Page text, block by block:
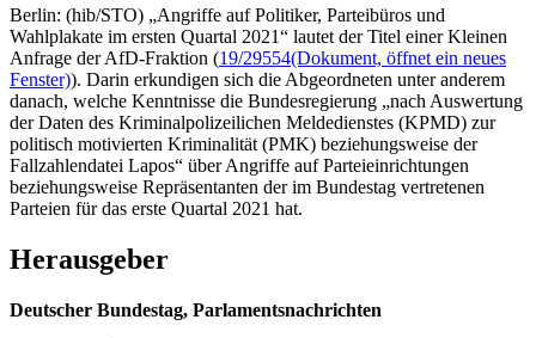
Berlin: (hib/STO) „Angriffe auf Politiker, Parteibüros und
Wahlplakate im ersten Quartal 2021“ lautet der Titel einer Kleinen
Anfrage der AfD-Fraktion (19/29554(Dokument, öffnet ein neues
Fenster)). Darin erkundigen sich die Abgeordneten unter anderem
danach, welche Kenntnisse die Bundesregierung „nach Auswertung
der Daten des Kriminalpolizeilichen Meldedienstes (KPMD) zur
politisch motivierten Kriminalität (PMK) beziehungsweise der
Fallzahlendatei Lapos“ über Angriffe auf Parteieinrichtungen
beziehungsweise Repräsentanten der im Bundestag vertretenen
Parteien für das erste Quartal 2021 hat.
Herausgeber
Deutscher Bundestag, Parlamentsnachrichten